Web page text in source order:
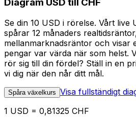
Se din 10 USD i rörelse. Vårt live
spårar 12 månaders
mellanmarknadsräntor och visar
pengar var värda när som helst.
rör sig till din fördel? Ställ in en
vi dig när den når ditt mål.
Spåra växelkurs Visa fullständigt
1 USD = 0,81325 CHF